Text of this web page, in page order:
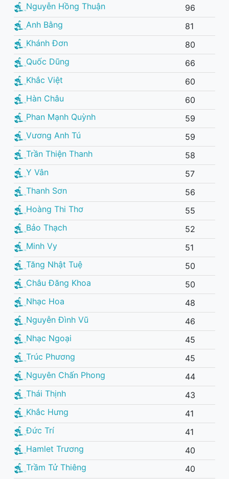
Nguyễn Hồng Thuận
96
Anh Bằng
81
Khánh Đơn
80
Quốc Dũng
66
Khắc Việt
60
Hàn Châu
60
Phan Mạnh Quỳnh
59
Vương Anh Tú
59
Trần Thiện Thanh
58
Y Vân
57
Thanh Sơn
56
Hoàng Thi Thơ
55
Bảo Thạch
52
Minh Vy
51
Tăng Nhật Tuệ
50
Châu Đăng Khoa
50
Nhạc Hoa
48
Nguyễn Đình Vũ
46
Nhạc Ngoại
45
Trúc Phương
45
Nguyên Chấn Phong
44
Thái Thịnh
43
Khắc Hưng
41
Đức Trí
41
Hamlet Trương
40
Trầm Tử Thiêng
40